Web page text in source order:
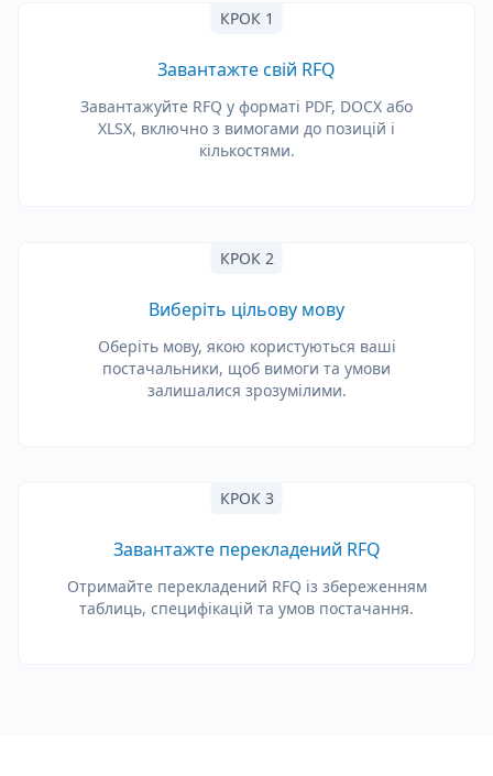
КРОК 1
Завантажте свій RFQ
Завантажуйте RFQ у форматі PDF, DOCX або
XLSX, включно з вимогами до позицій і
кількостями.
КРОК 2
Виберіть цільову мову
Оберіть мову, якою користуються ваші
постачальники, щоб вимоги та умови
залишалися зрозумілими.
КРОК 3
Завантажте перекладений RFQ
Отримайте перекладений RFQ із збереженням
таблиць, специфікацій та умов постачання.